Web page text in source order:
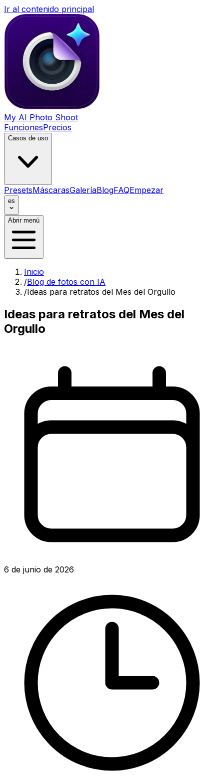
Ir al contenido principal
My AI Photo Shoot
FuncionesPrecios
Casos de uso
PresetsMáscarasGaleríaBlogFAQEmpezar
es
Abrir menú
Inicio
/Blog de fotos con IA
/Ideas para retratos del Mes del Orgullo
Ideas para retratos del Mes del
Orgullo
6 de junio de 2026